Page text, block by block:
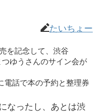
たいちょー
を記念して、渋谷
ゆうさんのサイン会が
電話で本の予約と整理券
なったし、あとは渋